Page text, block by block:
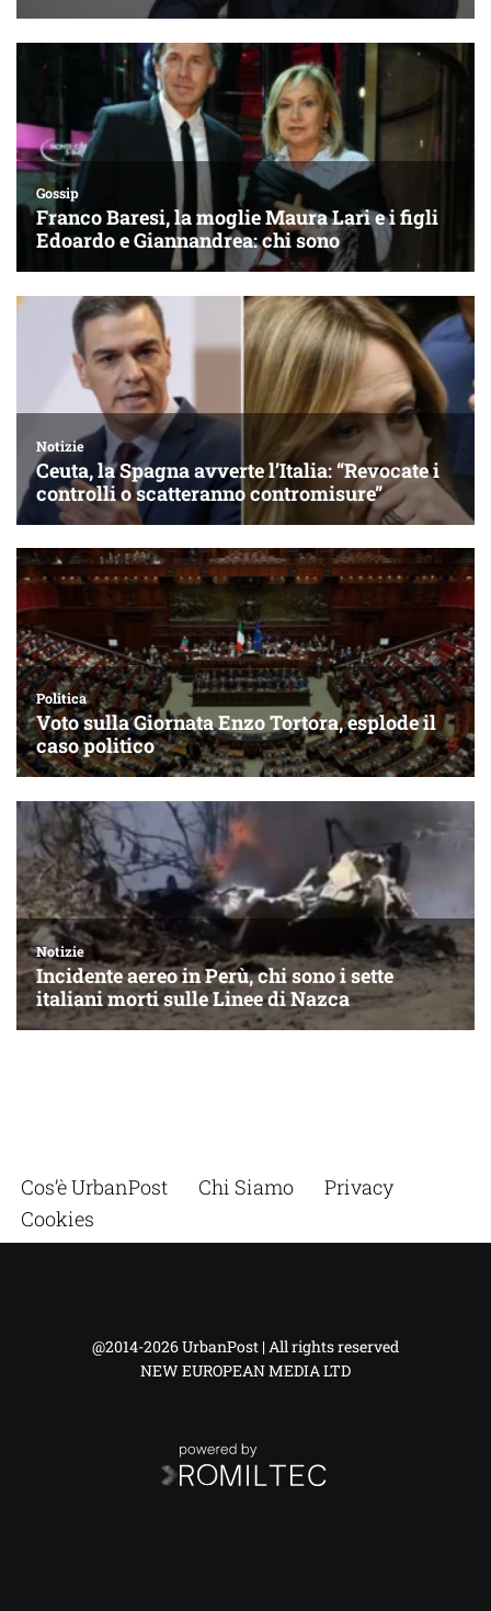
Cos’è UrbanPost Chi Siamo
Privacy
Cookies
@2014-2026 UrbanPost | All rights reserved
NEW EUROPEAN MEDIA LTD